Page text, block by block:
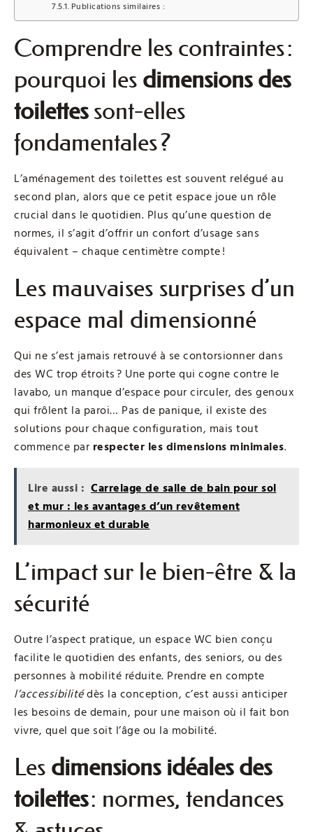
Publications similaires :
Comprendre les contraintes :
pourquoi les dimensions des
toilettessont-elles
fondamentales ?
L’aménagement des toilettes est souvent relégué au
second plan, alors que ce petit espace joue un rôle
crucial dans le quotidien. Plus qu’une question de
normes, il s’agit d’offrir un confort d’usage sans
équivalent – chaque centimètre compte !
Les mauvaises surprises d’un
espace mal dimensionné
Qui ne s’est jamais retrouvé à se contorsionner dans
des WC trop étroits ? Une porte qui cogne contre le
lavabo, un manque d’espace pour circuler, des genoux
qui frôlent la paroi… Pas de panique, il existe des
solutions pour chaque configuration, mais tout
commence par respecter les dimensions minimales.
Lire aussi : Carrelage de salle de bain pour sol
et mur : les avantages d’un revêtement
harmonieux et durable
L’impact sur le bien-être & la
sécurité
Outre l’aspect pratique, un espace WC bien conçu
facilite le quotidien des enfants, des seniors, ou des
personnes à mobilité réduite. Prendre en compte
l’accessibilitédès la conception, c’est aussi anticiper
les besoins de demain, pour une maison où il fait bon
vivre, quel que soit l’âge ou la mobilité.
Les dimensions idéales des
toilettes: normes, tendances